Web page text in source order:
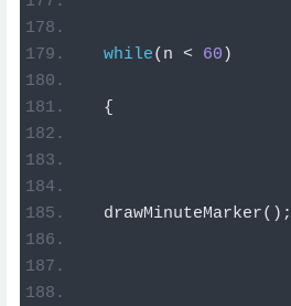
while( n < 60 )
{
  drawMinuteMarker
();